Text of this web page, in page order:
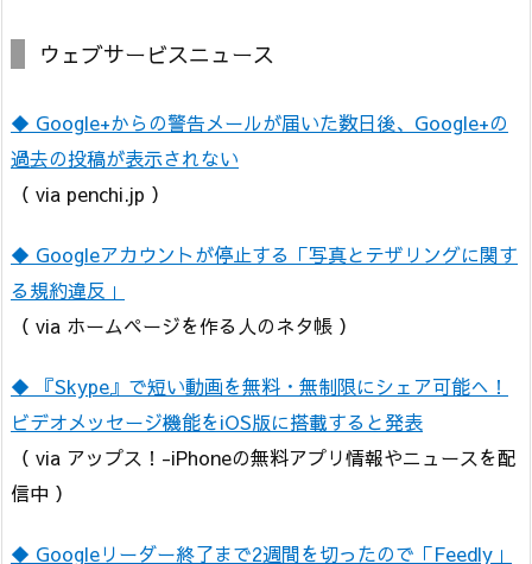
ウェブサービスニュース
◆ Google+からの警告メールが届いた数日後、Google+の
過去の投稿が表示されない
（ via penchi.jp ）
◆ Googleアカウントが停止する「写真とテザリングに関す
る規約違反」
（ via ホームページを作る人のネタ帳 ）
◆ 『Skype』で短い動画を無料・無制限にシェア可能へ！
ビデオメッセージ機能をiOS版に搭載すると発表
（ via アップス！-iPhoneの無料アプリ情報やニュースを配
信中 ）
◆ Googleリーダー終了まで2週間を切ったので「Feedly」